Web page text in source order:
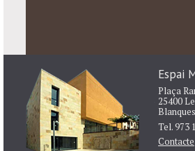
Espai
Plaça
25400
Blanques
Tel. 973
Contacte